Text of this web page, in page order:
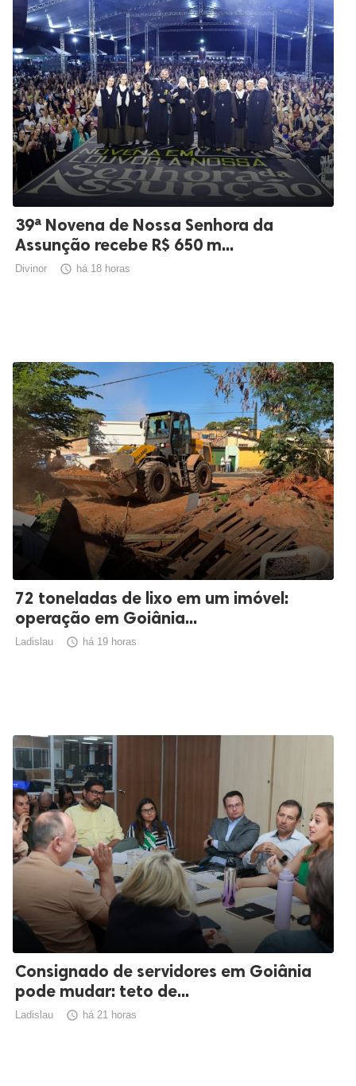
39ª Novena de Nossa Senhora da
Assunção recebe R$ 650 m...
Divinor  há 18 horas
72 toneladas de lixo em um imóvel:
operação em Goiânia...
Ladislau  há 19 horas
Consignado de servidores em Goiânia
pode mudar: teto de...
Ladislau  há 21 horas